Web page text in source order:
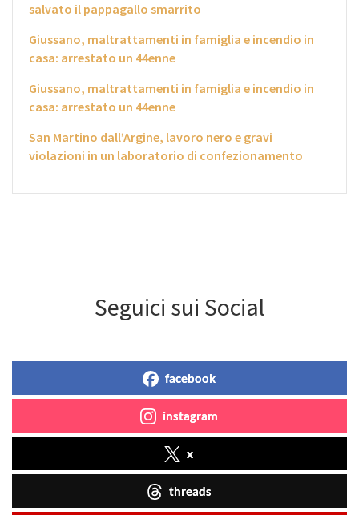
salvato il pappagallo smarrito
Giussano, maltrattamenti in famiglia e incendio in
casa: arrestato un 44enne
Giussano, maltrattamenti in famiglia e incendio in
casa: arrestato un 44enne
San Martino dall’Argine, lavoro nero e gravi
violazioni in un laboratorio di confezionamento
Seguici sui Social
facebook
instagram
x
threads